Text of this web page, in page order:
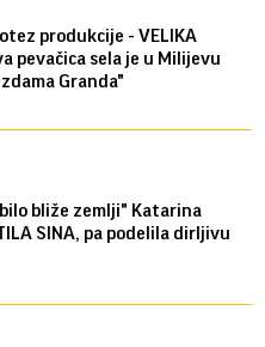
produkcije - VELIKA
pevačica sela je u Milijevu
Granda"
bilo bliže zemlji" Katarina
SINA, pa podelila dirljivu